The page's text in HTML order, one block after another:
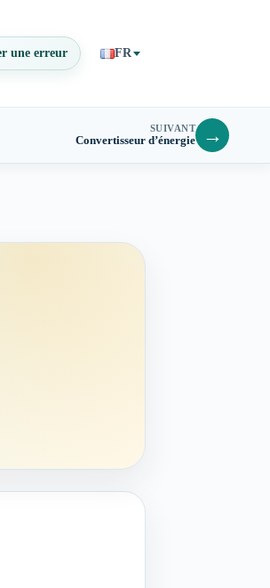
une erreur FR
SUIVANT
Convertisseur d’énergie →